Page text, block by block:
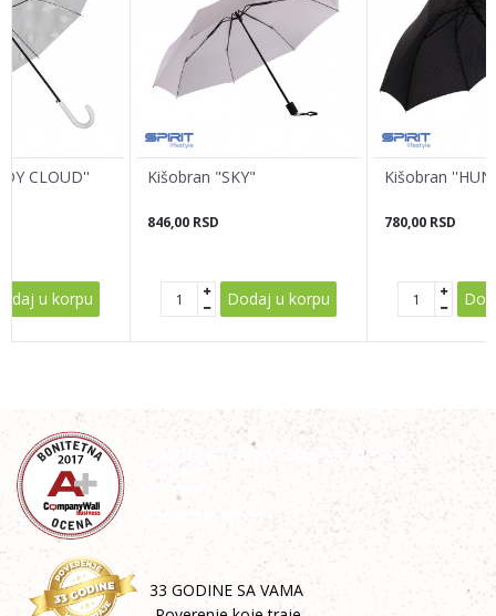
Email adresa
Poruka
POŠALJI
CLOUD''
u korpu
Kišobran "SKY"
846,00 RSD
Dodaj u korpu
Kišobran
780,00 RSD
33 GODINE SA VAMA